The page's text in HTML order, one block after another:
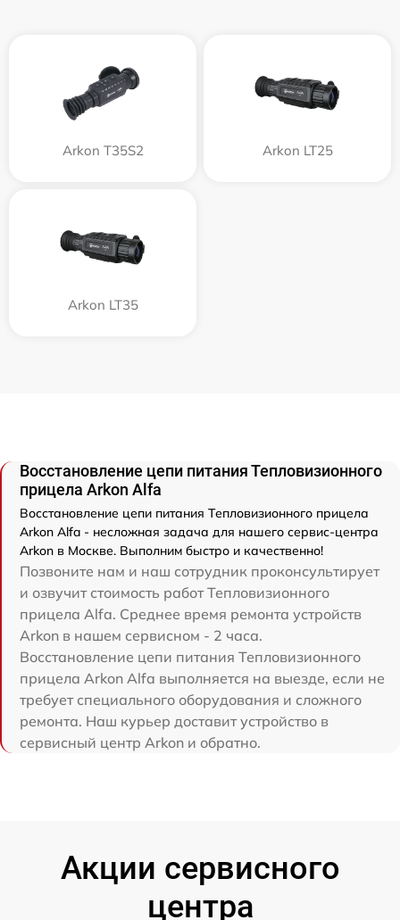
Arkon T35S2 Arkon LT25
Arkon LT35
Восстановление цепи питания Тепловизионного
прицела Arkon Alfa
Восстановление цепи питания Тепловизионного прицела
Arkon Alfa - несложная задача для нашего сервис-центра
Arkon в Москве. Выполним быстро и качественно!
Позвоните нам и наш сотрудник проконсультирует
и озвучит стоимость работ Тепловизионного
прицела Alfa. Среднее время ремонта устройств
Arkon в нашем сервисном - 2 часа.
Восстановление цепи питания Тепловизионного
прицела Arkon Alfa выполняется на выезде, если не
требует специального оборудования и сложного
ремонта. Наш курьер доставит устройство в
сервисный центр Arkon и обратно.
Акции сервисного
центра